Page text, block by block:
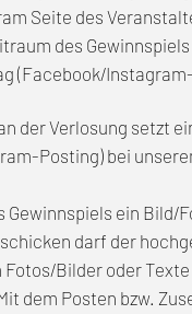
Seite des
des
(Facebook/
der Verlosung setzt
Posting) bei
Gewinnspiels ein
darf der
Fotos/Bilder oder
dem Posten bzw.